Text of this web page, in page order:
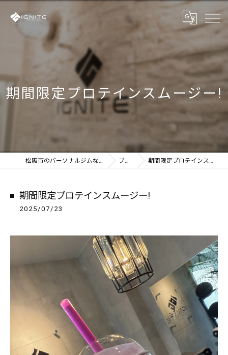
期間限定プロテインスムージー!
松阪市のパーソナルジムならIGNITE ブログ 期間限定プロテインスムージー!
期間限定プロテインスムージー!
2025/07/23